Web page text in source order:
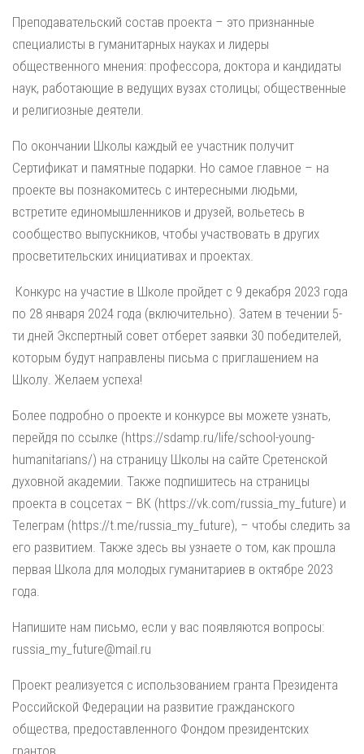
Преподавательский состав проекта – это признанные
специалисты в гуманитарных науках и лидеры
общественного мнения: профессора, доктора и кандидаты
наук, работающие в ведущих вузах столицы; общественные
и религиозные деятели.
По окончании Школы каждый ее участник получит
Сертификат и памятные подарки. Но самое главное – на
проекте вы познакомитесь с интересными людьми,
встретите единомышленников и друзей, вольетесь в
сообщество выпускников, чтобы участвовать в других
просветительских инициативах и проектах.
Конкурс на участие в Школе пройдет с 9 декабря 2023 года
по 28 января 2024 года (включительно). Затем в течении 5-
ти дней Экспертный совет отберет заявки 30 победителей,
которым будут направлены письма с приглашением на
Школу. Желаем успеха!
Более подробно о проекте и конкурсе вы можете узнать,
перейдя по ссылке (https://sdamp.ru/life/school-young-
humanitarians/) на страницу Школы на сайте Сретенской
духовной академии. Также подпишитесь на страницы
проекта в соцсетах – ВК (https://vk.com/russia_my_future) и
Телеграм (https://t.me/russia_my_future), – чтобы следить за
его развитием. Также здесь вы узнаете о том, как прошла
первая Школа для молодых гуманитариев в октябре 2023
года.
Напишите нам письмо, если у вас появляются вопросы:
russia_my_future@mail.ru
Проект реализуется с использованием гранта Президента
Российской Федерации на развитие гражданского
общества, предоставленного Фондом президентских